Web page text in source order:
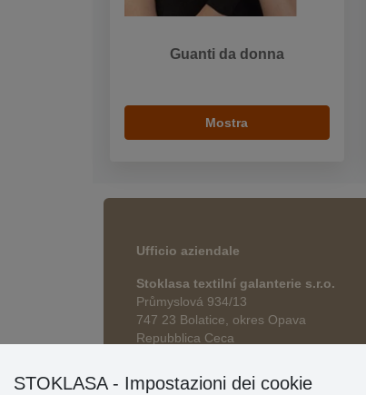
Guanti da donna
Mostra
Ufficio aziendale
Stoklasa textilní galanterie s.r.o.
Průmyslová 934/13
747 23 Bolatice, okres Opava
Repubblica Ceca
STOKLASA - Impostazioni dei cookie